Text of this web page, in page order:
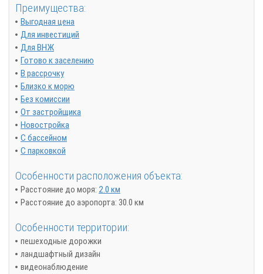
Преимущества:
Выгодная цена
Для инвестиций
Для ВНЖ
Готово к заселению
В рассрочку
Близко к морю
Без комиссии
От застройщика
Новостройка
С бассейном
С парковкой
Особенности расположения объекта:
Расстояние до моря: 2.0 км
Расстояние до аэропорта: 30.0 км
Особенности территории:
пешеходные дорожки
ландшафтный дизайн
видеонаблюдение